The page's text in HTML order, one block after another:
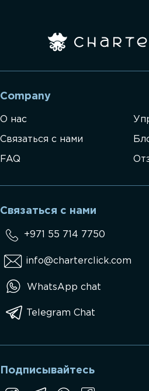
Company
О нас
Связаться с нами
FAQ
Связаться с нами
+971 55 714 7750
info@charterclick.com
WhatsApp chat
Telegram Chat
Подписывайтесь